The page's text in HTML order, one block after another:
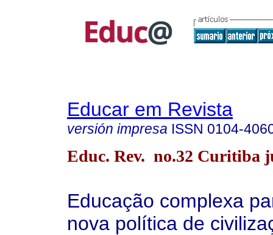
Educar em Revista
versión impresa ISSN 0104-
Educ. Rev. no.32 Curitiba
Educação complexa
nova política de